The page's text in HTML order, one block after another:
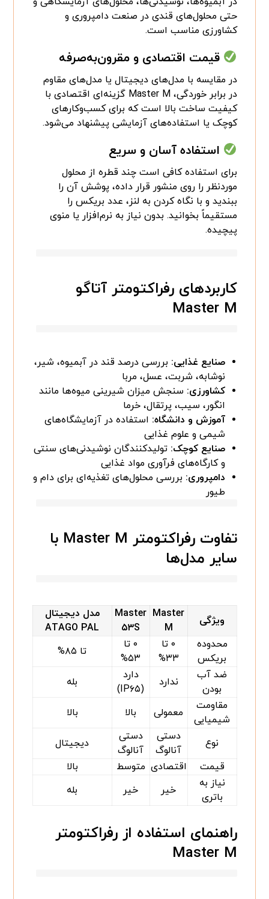
حتی محلول‌های قندی در صنعت دامپروری و
کشاورزی مناسب است.
قیمت اقتصادی و مقرون‌به‌صرفه
در مقایسه با مدل‌های دیجیتال یا مدل‌های مقاوم
در برابر خوردگی، Master M گزینه‌ای اقتصادی با
کیفیت ساخت بالا است که برای کسب‌وکارهای
کوچک یا استفاده‌های آزمایشی پیشنهاد می‌شود.
استفاده آسان و سریع
برای استفاده کافی است چند قطره از محلول
موردنظر را روی منشور قرار داده، پوشش آن را
ببندید و با نگاه کردن به لنز، عدد بریکس را
مستقیماً بخوانید. بدون نیاز به نرم‌افزار یا منوی
پیچیده.
کاربردهای رفراکتومتر آتاگو
Master M
صنایع غذایی: بررسی درصد قند در آبمیوه، شیر،
نوشابه، شربت، عسل، مربا
کشاورزی: سنجش میزان شیرینی میوه‌ها مانند
انگور، سیب، پرتقال، خرما
آموزش و دانشگاه: استفاده در آزمایشگاه‌های
شیمی و علوم غذایی
صنایع کوچک: تولیدکنندگان نوشیدنی‌های سنتی
و کارگاه‌های فرآوری مواد غذایی
دامپروری: بررسی محلول‌های تغذیه‌ای برای دام و
طیور
تفاوت رفراکتومتر Master M با
سایر مدل‌ها
ویژگی
Master
M
Master
۵۳S
مدل دیجیتال
ATAGO PAL
محدوده
بریکس
۰ تا
۳۳%
۰ تا
۵۳%
تا ۸۵%
ضد آب
بودن
ندارد
دارد
(IP۶۵)
بله
مقاومت
شیمیایی
معمولی بالا بالا
نوع
دستی
آنالوگ
دستی
آنالوگ
دیجیتال
قیمت
اقتصادی متوسط
بالا
نیاز به
باتری
خیر خیر بله
راهنمای استفاده از رفراکتومتر
Master M